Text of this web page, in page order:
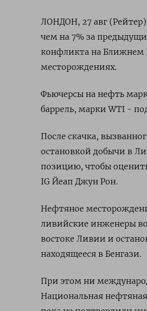
ЛОНДОН, 27 авг
чем на 7% за
конфликта на Ближнем
месторождениях.
Фьючерсы на нефть
баррель, марки WTI -
После скачка,
остановкой добычи в
позицию, чтобы
IG Йеап Джун Рон.
Нефтяное
ливийские инженеры
востоке Ливии и
находящееся в Бенгази.
При этом ни
Национальная